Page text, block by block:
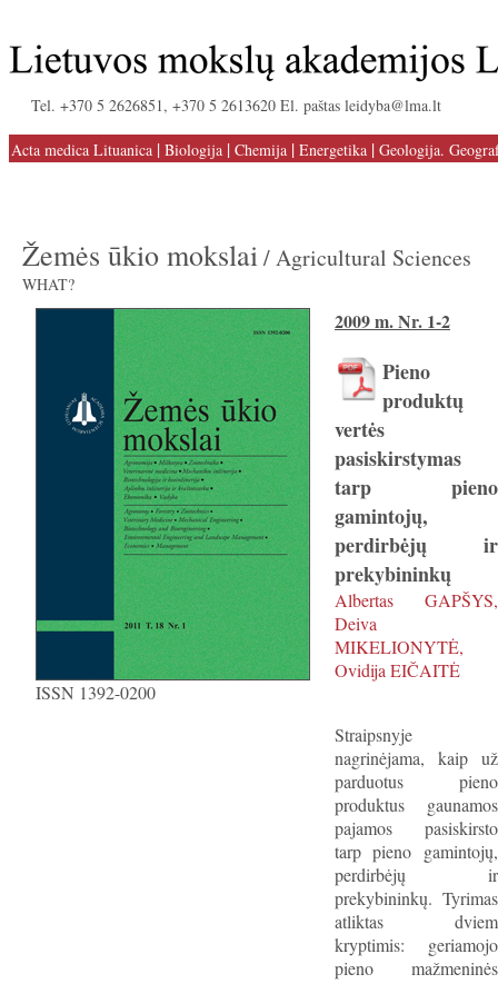
Tel. +370 5 2626851, +370 5 2613620 El. paštas leidyba@lma.lt
Acta medica Lituanica | Biologija | Chemija | Energetika | Geologija.
Žemės ūkio mokslai/ Agricultural Sciences
WHAT?
ISSN 1392-0200
2009 m. Nr. 1-2
Pieno
produktų
vertės
pasiskirstymas
tarp pieno
gamintojų,
perdirbėjų ir
prekybininkų
Albertas GAPŠYS,
Deiva
MIKELIONYTĖ,
Ovidija EIČAITĖ
Straipsnyje
nagrinėjama, kaip už
parduotus pieno
produktus gaunamos
pajamos pasiskirsto
tarp pieno gamintojų,
perdirbėjų ir
prekybininkų. Tyrimas
atliktas dviem
kryptimis: geriamojo
pieno mažmeninės